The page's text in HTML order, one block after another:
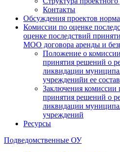
Контакты
Обсуждения проектов
Комиссии по оценке
оценке последствий
МОО договора аренды и
Положение о
принятия решений о
ликвидации
учрежденийи ее состав
Заключения комиссии
принятия решений о
ликвидации
учреждений
Ресурсы
Подведомственные ОУ